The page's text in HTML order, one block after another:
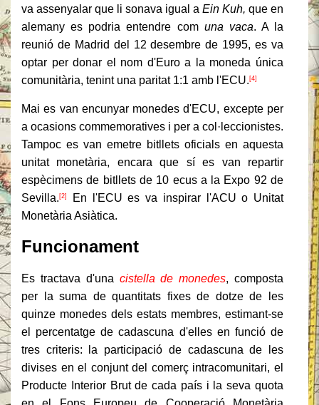
va assenyalar que li sonava igual a Ein Kuh, que en
alemany es podria entendre com una vaca. A la
reunió de Madrid del 12 desembre de 1995, es va
optar per donar el nom d'Euro a la moneda única
comunitària, tenint una paritat 1:1 amb l'ECU. [4]
Mai es van encunyar monedes d'ECU, excepte per
a ocasions commemoratives i per a col·leccionistes.
Tampoc es van emetre bitllets oficials en aquesta
unitat monetària, encara que sí es van repartir
espècimens de bitllets de 10 ecus a la Expo 92 de
Sevilla. [2]
En l'ECU es va inspirar l'ACU o Unitat
Monetària Asiàtica.
Funcionament
Es tractava d'una cistella de monedes, composta
per la suma de quantitats fixes de dotze de les
quinze monedes dels estats membres, estimant-se
el percentatge de cadascuna d'elles en funció de
tres criteris: la participació de cadascuna de les
divises en el conjunt del comerç intracomunitari, el
Producte Interior Brut de cada país i la seva quota